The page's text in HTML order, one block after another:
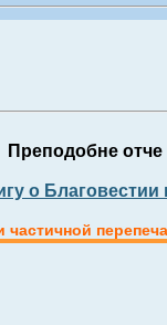
Преподобне
о